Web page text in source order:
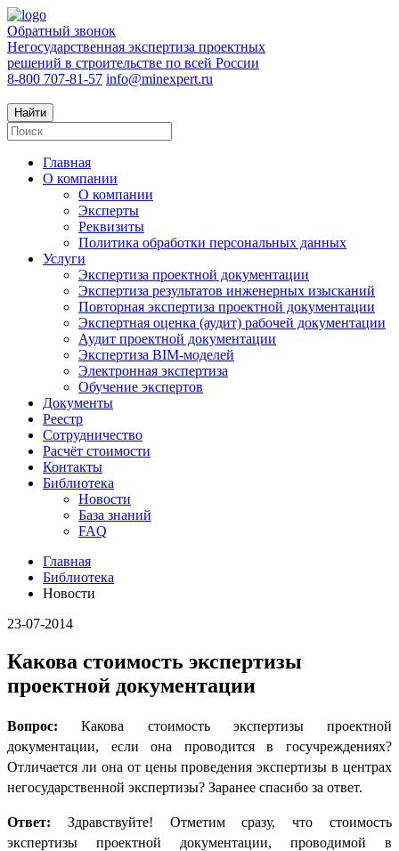
Обратный звонок
Негосударственная экспертиза проектных
решений в строительстве по всей России
8-800 707-81-57 info@minexpert.ru
Найти
Главная
О компании
О компании
Эксперты
Реквизиты
Политика обработки персональных данных
Услуги
Экспертиза проектной документации
Экспертиза результатов инженерных изысканий
Повторная экспертиза проектной документации
Экспертная оценка (аудит) рабочей документации
Аудит проектной документации
Экспертиза BIM-моделей
Электронная экспертиза
Обучение экспертов
Документы
Реестр
Сотрудничество
Расчёт стоимости
Контакты
Библиотека
Новости
База знаний
FAQ
Главная
Библиотека
Новости
23-07-2014
Какова стоимость экспертизы
проектной документации
Вопрос: Какова стоимость экспертизы проектной
документации, если она проводится в госучреждениях?
Отличается ли она от цены проведения экспертизы в центрах
негосударственной экспертизы? Заранее спасибо за ответ.
Ответ: Здравствуйте! Отметим сразу, что стоимость
экспертизы проектной документации, проводимой в